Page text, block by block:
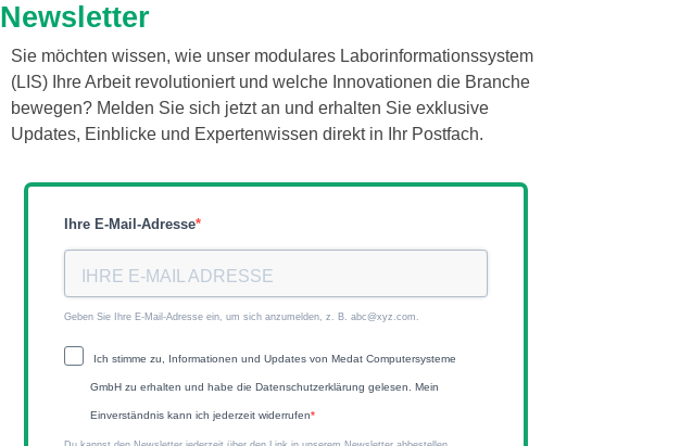
Newsletter
Sie möchten wissen, wie unser modulares Laborinformationssystem
(LIS) Ihre Arbeit revolutioniert und welche Innovationen die Branche
bewegen? Melden Sie sich jetzt an und erhalten Sie exklusive
Updates, Einblicke und Expertenwissen direkt in Ihr Postfach.
Ihre E-Mail-Adresse
Geben Sie Ihre E-Mail-Adresse ein, um sich anzumelden, z. B. abc@xyz.com.
Ich stimme zu, Informationen und Updates von Medat Computersysteme
GmbH zu erhalten und habe die Datenschutzerklärung gelesen. Mein
Einverständnis kann ich jederzeit widerrufen